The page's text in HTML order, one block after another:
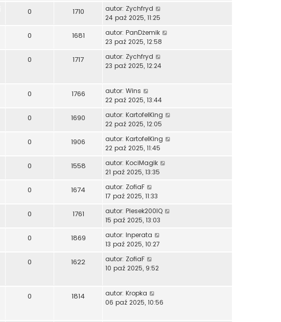
0 1710 autor: Zychfryd
24 paź 2025, 11:25
0 1681 autor: PanDżemik
23 paź 2025, 12:58
0 1717 autor: Zychfryd
23 paź 2025, 12:24
0 1766 autor: Wins
22 paź 2025, 13:44
0 1690 autor: KartofelKing
22 paź 2025, 12:05
0 1906 autor: KartofelKing
22 paź 2025, 11:45
0 1558 autor: KociMagik
21 paź 2025, 13:35
0 1674 autor: ZofiaF
17 paź 2025, 11:33
0 1761 autor: Piesek200IQ
15 paź 2025, 13:03
0 1869 autor: Inperata
13 paź 2025, 10:27
0 1622 autor: ZofiaF
10 paź 2025, 9:52
0 1814 autor: Kropka
06 paź 2025, 10:56